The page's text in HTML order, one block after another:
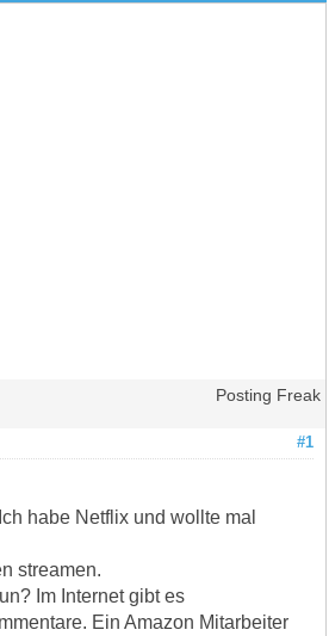
Posting Freak
#1
habe Netflix und wollte mal
streamen.
Im Internet gibt es
Ein Amazon Mitarbeiter